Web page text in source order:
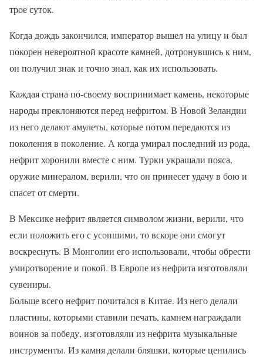
трое суток.
Когда дождь закончился, император вышел на улицу и был
покорен невероятной красоте камней, дотронувшись к ним,
он получил знак и точно знал, как их использовать.
Каждая страна по-своему воспринимает камень, некоторые
народы преклоняются перед нефритом. В Новой Зеландии
из него делают амулеты, которые потом передаются из
поколения в поколение. А когда умирал последний из рода,
нефрит хоронили вместе с ним. Турки украшали пояса,
оружие минералом, верили, что он принесет удачу в бою и
спасет от смерти.
В Мексике нефрит является символом жизни, верили, что
если положить его с усопшими, то вскоре они смогут
воскреснуть. В Монголии его использовали, чтобы обрести
умиротворение и покой. В Европе из нефрита изготовляли
сувениры.
Больше всего нефрит почитался в Китае. Из него делали
пластины, которыми ставили печать, камнем награждали
воинов за победу, изготовляли из нефрита музыкальные
инструменты. Из камня делали бляшки, которые ценились